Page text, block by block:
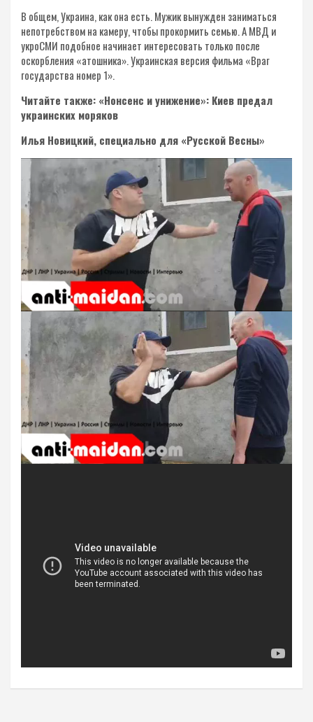
В общем, Украина, как она есть. Мужик вынужден заниматься
непотребством на камеру, чтобы прокормить семью. А МВД и
укроСМИ подобное начинает интересовать только после
оскорбления «атошника». Украинская версия фильма «Враг
государства номер 1».
Читайте также: «Нонсенс и унижение»: Киев предал
украинских моряков
Илья Новицкий, специально для «Русской Весны»